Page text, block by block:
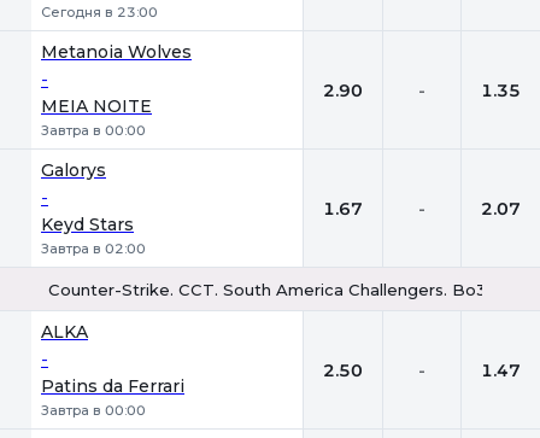
Сегодня в 23:00
Metanoia Wolves
-
MEIA NOITE
Завтра в 00:00
2.90 - 1.35
Galorys
-
Keyd Stars
Завтра в 02:00
1.67 - 2.07
Counter-Strike. CCT. South America Challengers. Bo3
ALKA
-
Patins da Ferrari
Завтра в 00:00
2.50 - 1.47